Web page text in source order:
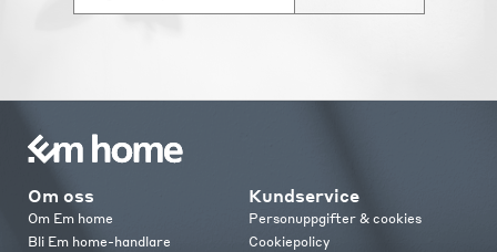
Om oss
Om Em home
Bli Em home-handlare
Kundservice
Personuppgifter & cookies
Cookiepolicy